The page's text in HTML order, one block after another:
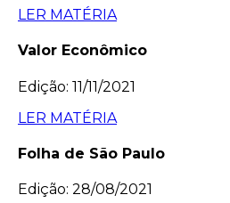
LER MATÉRIA
Valor Econômico
Edição: 11/11/2021
LER MATÉRIA
Folha de São Paulo
Edição: 28/08/2021